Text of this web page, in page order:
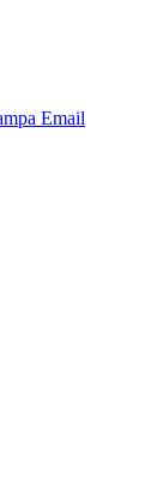
Email